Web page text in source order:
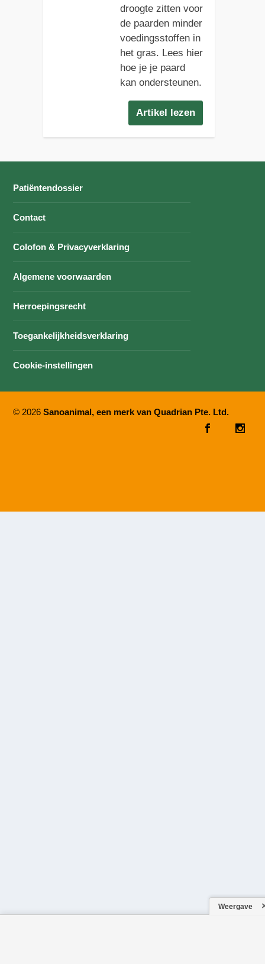
droogte zitten voor
de paarden minder
voedingsstoffen in
het gras. Lees hier
hoe je je paard
kan ondersteunen.
Artikel lezen
Patiëntendossier
Contact
Colofon & Privacyverklaring
Algemene voorwaarden
Herroepingsrecht
Toegankelijkheidsverklaring
Cookie-instellingen
© 2026Sanoanimal, een merk van Quadrian Pte. Ltd.
Weergave